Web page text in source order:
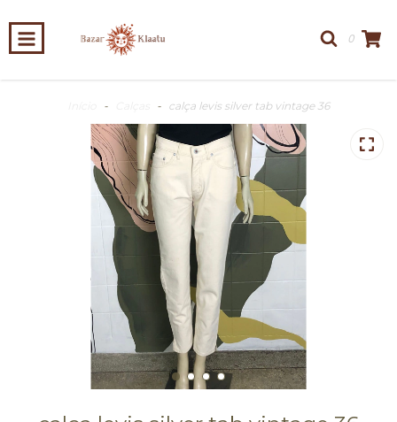
0
- - calça levis silver tab vintage 36